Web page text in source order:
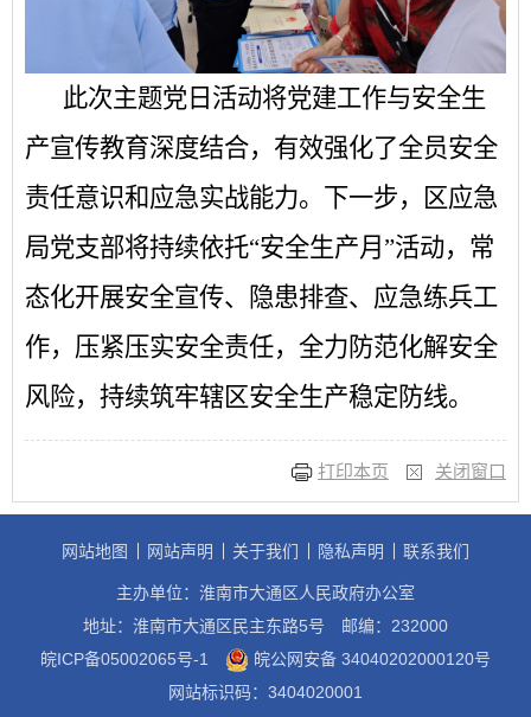
此次主题党日活动将党建工作与安全生
产宣传教育深度结合，有效强化了全员安全
责任意识和应急实战能力。下一步，区应急
局党支部将持续依托“安全生产月”活动，常
态化开展安全宣传、隐患排查、应急练兵工
作，压紧压实安全责任，全力防范化解安全
风险，持续筑牢辖区安全生产稳定防线。
打印本页 关闭窗口
网站地图 网站声明 关于我们 隐私声明 联系我们
主办单位：淮南市大通区人民政府办公室
地址：淮南市大通区民主东路5号
邮编：232000
皖ICP备05002065号-1
皖公网安备 34040202000120号
网站标识码：3404020001